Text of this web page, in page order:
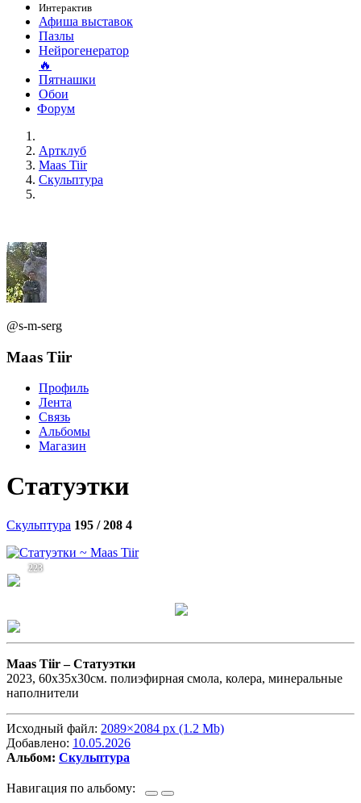
Интерактив
Афиша выставок
Пазлы
Нейрогенератор
🔥
Пятнашки
Обои
Форум
Артклуб
Maas Tiir
Скульптура
@s-m-serg
Maas Tiir
Профиль
Лента
Связь
Альбомы
Магазин
Статуэтки
Скульптура 195 / 208 4
223
Maas Tiir –Статуэтки
2023, 60х35х30см. полиэфирная смола, колера, минеральные
наполнители
Исходный файл: 2089×2084 px (1.2 Mb)
Добавлено: 10.05.2026
Альбом: Скульптура
Навигация по альбому: